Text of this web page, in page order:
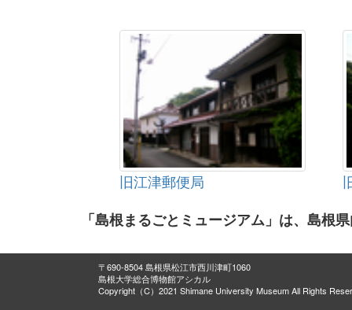
旧江津郵便局
「島根まるごとミュージアム」は、島根
〒690-8504 島根県松江市西川津町1060
島根大学総合博物館アシカル
Copyright（C）2021 Shimane University Museum All Rights